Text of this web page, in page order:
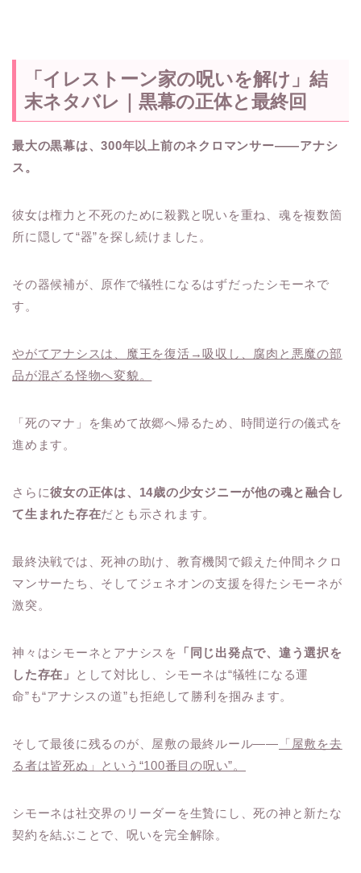
「イレストーン家の呪いを解け」結
末ネタバレ｜黒幕の正体と最終回
最大の黒幕は、300年以上前のネクロマンサー――アナシ
ス。
彼女は権力と不死のために殺戮と呪いを重ね、魂を複数箇
所に隠して“器”を探し続けました。
その器候補が、原作で犠牲になるはずだったシモーネで
す。
やがてアナシスは、魔王を復活→吸収し、腐肉と悪魔の部
品が混ざる怪物へ変貌。
「死のマナ」を集めて故郷へ帰るため、時間逆行の儀式を
進めます。
さらに彼女の正体は、14歳の少女ジニーが他の魂と融合し
て生まれた存在だとも示されます。
最終決戦では、死神の助け、教育機関で鍛えた仲間ネクロ
マンサーたち、そしてジェネオンの支援を得たシモーネが
激突。
神々はシモーネとアナシスを
「同じ出発点で、違う選択を
した存在」
として対比し、シモーネは“犠牲になる運
命”も“アナシスの道”も拒絶して勝利を掴みます。
そして最後に残るのが、屋敷の最終ルール―― 「屋敷を去
る者は皆死ぬ」という“100番目の呪い”。
シモーネは社交界のリーダーを生贄にし、死の神と新たな
契約を結ぶことで、呪いを完全解除。